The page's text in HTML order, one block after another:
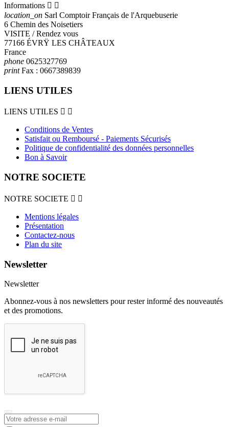
Informations  
location_on Sarl Comptoir Français de l'Arquebuserie
6 Chemin des Noisetiers
VISITE / Rendez vous
77166 ÉVRŸ LES CHÂTEAUX
France
phone 0625327769
printFax : 0667389839
LIENS UTILES
LIENS UTILES  
Conditions de Ventes
Satisfait ou Remboursé - Paiements Sécurisés
Politique de confidentialité des données personnelles
Bon à Savoir
NOTRE SOCIETE
NOTRE SOCIETE  
Mentions légales
Présentation
Contactez-nous
Plan du site
Newsletter
Newsletter
Abonnez-vous à nos newsletters pour rester informé des nouveautés
et des promotions.